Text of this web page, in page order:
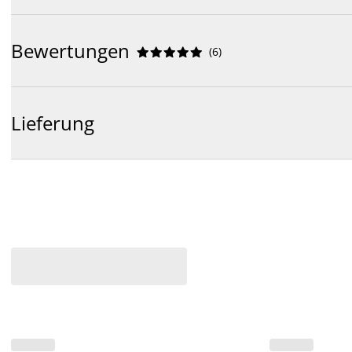
Bewertungen 




 (6)
Lieferung